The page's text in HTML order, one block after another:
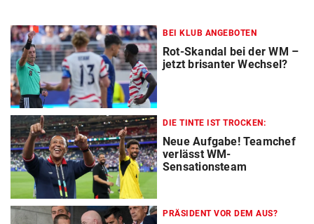
BEI KLUB ANGEBOTEN
Rot-Skandal bei der WM –
jetzt brisanter Wechsel?
DIE TINTE IST TROCKEN:
Neue Aufgabe! Teamchef
verlässt WM-
Sensationsteam
PRÄSIDENT VOR DEM AUS?